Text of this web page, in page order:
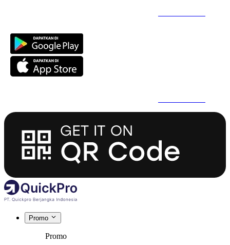
Promo
Promo